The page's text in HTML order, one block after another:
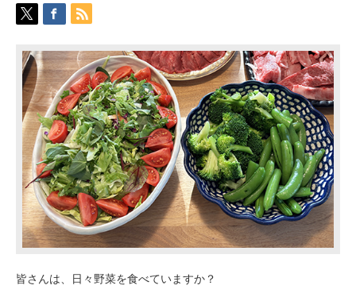
皆さんは、日々野菜を食べていますか？